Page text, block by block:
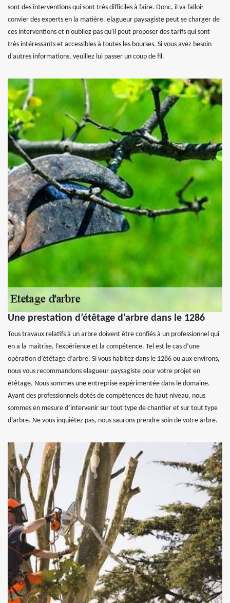
sont des interventions qui sont très difficiles à faire. Donc, il va falloir
convier des experts en la matière. elagueur paysagiste peut se charger de
ces interventions et n'oubliez pas qu'il peut proposer des tarifs qui sont
très intéressants et accessibles à toutes les bourses. Si vous avez besoin
d'autres informations, veuillez lui passer un coup de fil.
Une prestation d’étêtage d’arbre dans le 1286
Tous travaux relatifs à un arbre doivent être confiés à un professionnel qui
en a la maitrise, l’expérience et la compétence. Tel est le cas d’une
opération d’étêtage d’arbre. Si vous habitez dans le 1286 ou aux environs,
nous vous recommandons elagueur paysagiste pour votre projet en
étêtage. Nous sommes une entreprise expérimentée dans le domaine.
Ayant des professionnels dotés de compétences de haut niveau, nous
sommes en mesure d’intervenir sur tout type de chantier et sur tout type
d’arbre. Ne vous inquiétez pas, nous saurons prendre soin de votre arbre.